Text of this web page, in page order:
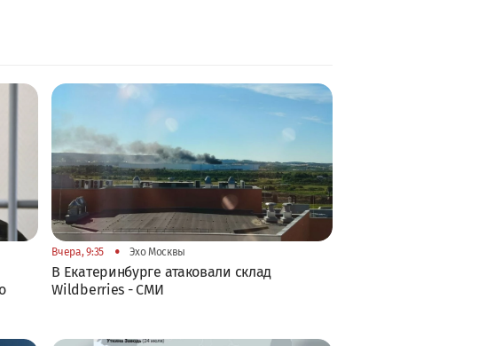
Вчера, 9:35 • Эхо Москвы
В Екатеринбурге атаковали склад
Wildberries - СМИ